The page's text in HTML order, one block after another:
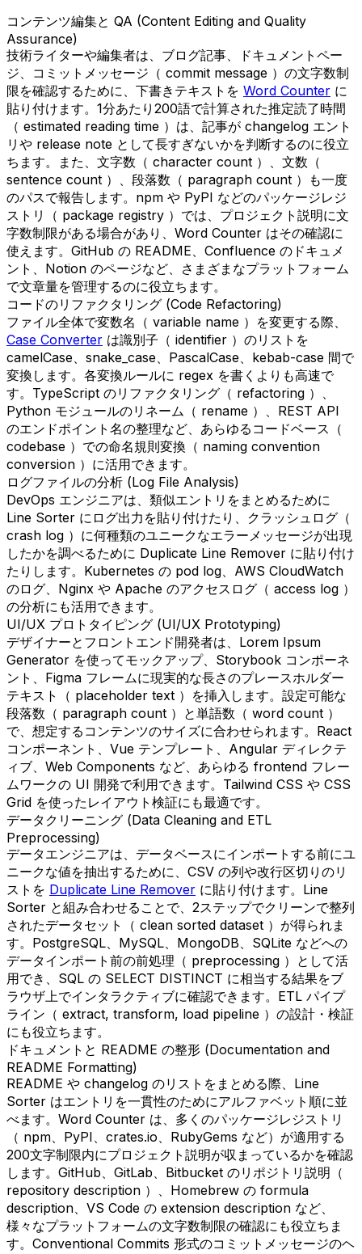
コンテンツ編集と QA (Content Editing and Quality
Assurance)
技術ライターや編集者は、ブログ記事、ドキュメントペー
ジ、コミットメッセージ（ commit message ）の文字数制
限を確認するために、下書きテキストを Word Counter に
貼り付けます。1分あたり200語で計算された推定読了時間
（ estimated reading time ）は、記事が changelog エント
リや release note として長すぎないかを判断するのに役立
ちます。また、文字数（ character count ）、文数（
sentence count ）、段落数（ paragraph count ）も一度
のパスで報告します。npm や PyPI などのパッケージレジ
ストリ（ package registry ）では、プロジェクト説明に文
字数制限がある場合があり、Word Counter はその確認に
使えます。GitHub の README、Confluence のドキュメ
ント、Notion のページなど、さまざまなプラットフォーム
で文章量を管理するのに役立ちます。
コードのリファクタリング (Code Refactoring)
ファイル全体で変数名（ variable name ）を変更する際、
Case Converter は識別子（ identifier ）のリストを
camelCase、snake_case、PascalCase、kebab-case 間で
変換します。各変換ルールに regex を書くよりも高速で
す。TypeScript のリファクタリング（ refactoring ）、
Python モジュールのリネーム（ rename ）、REST API
のエンドポイント名の整理など、あらゆるコードベース（
codebase ）での命名規則変換（ naming convention
conversion ）に活用できます。
ログファイルの分析 (Log File Analysis)
DevOps エンジニアは、類似エントリをまとめるために
Line Sorter にログ出力を貼り付けたり、クラッシュログ（
crash log ）に何種類のユニークなエラーメッセージが出現
したかを調べるために Duplicate Line Remover に貼り付け
たりします。Kubernetes の pod log、AWS CloudWatch
のログ、Nginx や Apache のアクセスログ（ access log ）
の分析にも活用できます。
UI/UX プロトタイピング (UI/UX Prototyping)
デザイナーとフロントエンド開発者は、Lorem Ipsum
Generator を使ってモックアップ、Storybook コンポーネ
ント、Figma フレームに現実的な長さのプレースホルダー
テキスト（ placeholder text ）を挿入します。設定可能な
段落数（ paragraph count ）と単語数（ word count ）
で、想定するコンテンツのサイズに合わせられます。React
コンポーネント、Vue テンプレート、Angular ディレクテ
ィブ、Web Components など、あらゆる frontend フレー
ムワークの UI 開発で利用できます。Tailwind CSS や CSS
Grid を使ったレイアウト検証にも最適です。
データクリーニング (Data Cleaning and ETL
Preprocessing)
データエンジニアは、データベースにインポートする前にユ
ニークな値を抽出するために、CSV の列や改行区切りのリ
ストを Duplicate Line Remover に貼り付けます。Line
Sorter と組み合わせることで、2ステップでクリーンで整列
されたデータセット（ clean sorted dataset ）が得られま
す。PostgreSQL、MySQL、MongoDB、SQLite などへの
データインポート前の前処理（ preprocessing ）として活
用でき、SQL の SELECT DISTINCT に相当する結果をブ
ラウザ上でインタラクティブに確認できます。ETL パイプ
ライン（ extract, transform, load pipeline ）の設計・検証
にも役立ちます。
ドキュメントと README の整形 (Documentation and
README Formatting)
README や changelog のリストをまとめる際、Line
Sorter はエントリを一貫性のためにアルファベット順に並
べます。Word Counter は、多くのパッケージレジストリ
（ npm、PyPI、crates.io、RubyGems など）が適用する
200文字制限内にプロジェクト説明が収まっているかを確認
します。GitHub、GitLab、Bitbucket のリポジトリ説明（
repository description ）、Homebrew の formula
description、VS Code の extension description など、
様々なプラットフォームの文字数制限の確認にも役立ちま
す。Conventional Commits 形式のコミットメッセージのヘ